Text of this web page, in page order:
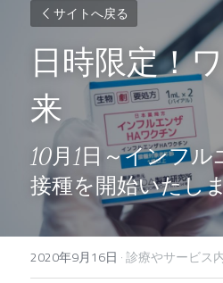
サイトへ戻る
日時限定！
来
10月1日～インフ
接種を開始いたし
2020年9月16日 ·診療やサービス